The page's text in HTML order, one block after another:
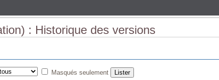
: Historique des versions
Masqués seulement